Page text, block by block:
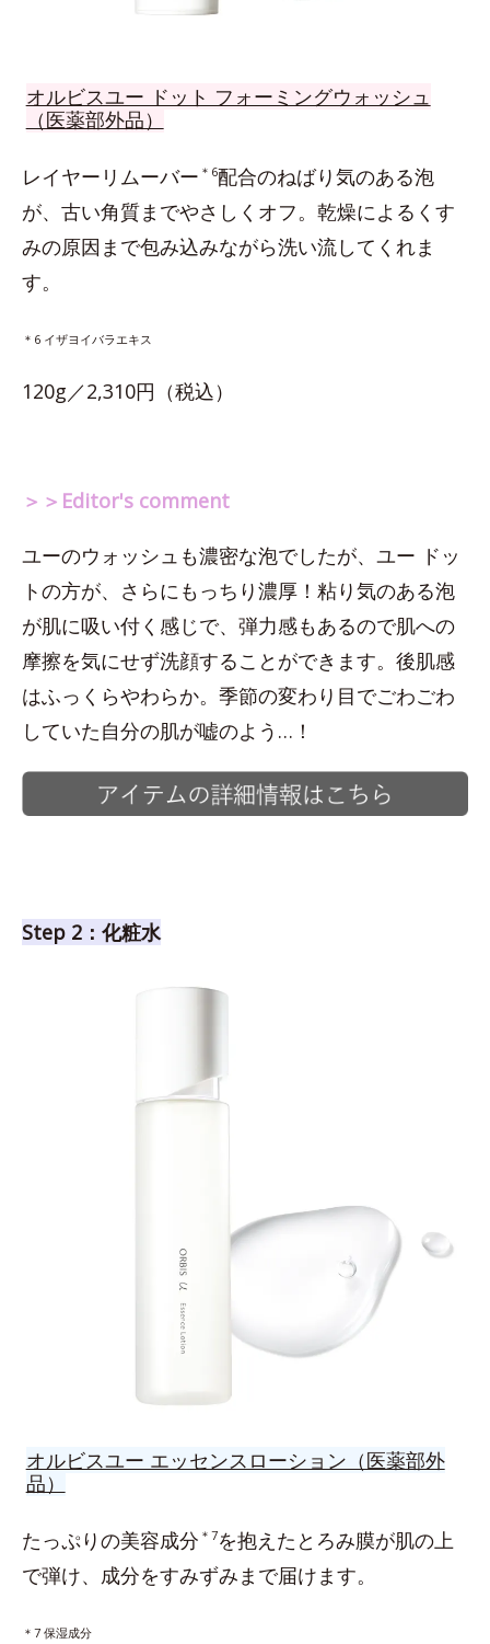
オルビスユー ドット フォーミングウォッシュ
（医薬部外品）
レイヤーリムーバー ＊6配合のねばり気のある泡
が、古い角質までやさしくオフ。乾燥によるくす
みの原因まで包み込みながら洗い流してくれま
す。
＊6 イザヨイバラエキス
120g／2,310円（税込）
＞＞Editor's comment
ユーのウォッシュも濃密な泡でしたが、ユー ドッ
トの方が、さらにもっちり濃厚！粘り気のある泡
が肌に吸い付く感じで、弾力感もあるので肌への
摩擦を気にせず洗顔することができます。後肌感
はふっくらやわらか。季節の変わり目でごわごわ
していた自分の肌が嘘のよう…！
Step 2：化粧水
オルビスユー エッセンスローション（医薬部外
品）
たっぷりの美容成分 ＊7を抱えたとろみ膜が肌の上
で弾け、成分をすみずみまで届けます。
＊7 保湿成分